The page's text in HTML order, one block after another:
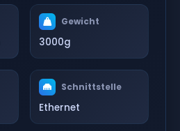
Gewicht
3000g
Schnittstelle
Ethernet